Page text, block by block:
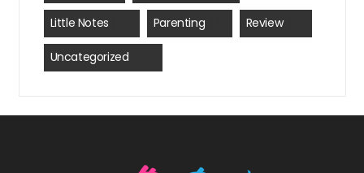
Little Notes Parenting Review(15)
Uncategorized